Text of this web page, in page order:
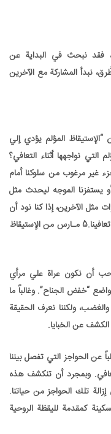
فقد نبحث في البداية عن
نبدأ المشاركة مع الآخرين
المؤلم يؤدي إلي
التي نواجهها أثناء التعافي؟
غير مرغوب من سلوكنا أمام
أو يستفزنا الموجه ليحدث مثل
مثل الآخرين، إذا كنا نود أن
نستمر في الإمتناع عن التعاطي وأن نواصل في تعافينا.5 مـارس من الإستيقاظ
أن نكون عراة علي مرأي
“خفض الجناح”. وغالباً ما
ولكننا نعرف الحقيقة
عن الخبايا.
الحواجز التي تفصل بيننا
وبمجرد أن تنكشف هذه
تلك الحواجز من حياتنا.
كمقدمة لليقظة الروحية